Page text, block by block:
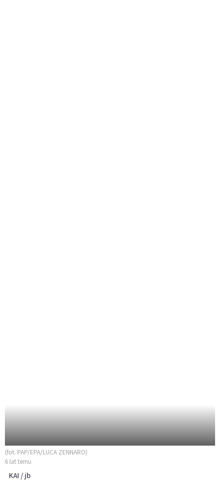
(fot. PAP/EPA/LUCA ZENNARO)
6 lat temu
KAI / jb